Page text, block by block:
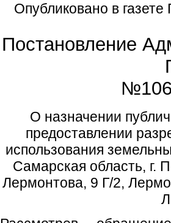
Опубликовано в
Постановление
О назначении
предоставлении
использования
Самарская область, г.
Лермонтова, 9 Г/2,